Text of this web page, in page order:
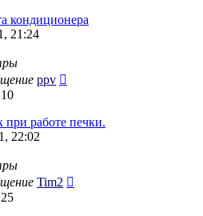
кондиционера
21:24
ppv
при работе печки.
22:02
Tim2